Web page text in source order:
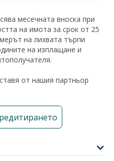
месечната вноска при
на имота за срок от 25
на лихвата търпи
на изплащане и
от нашия партньор